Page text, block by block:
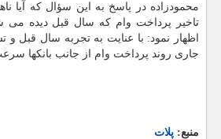
محمودزاده در پاسخ به این سؤال که آیا
تاخیر پرداخت وام که سال قبل دیده
اظهار نمود: با عنایت به تجربه سال قبل و
جاری روند پرداخت وام از جانب بانکها
منبع: پلات